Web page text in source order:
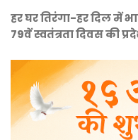
हर घर तिरंगा-हर दिल में
79वें स्वतंत्रता दिवस की